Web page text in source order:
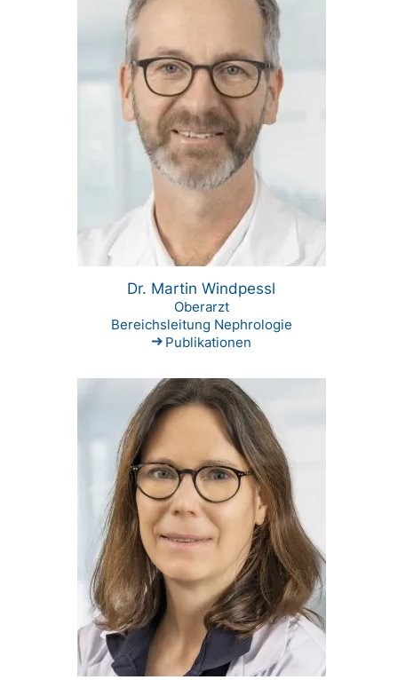
Dr. Martin Windpessl
Oberarzt
Bereichsleitung Nephrologie
Publikationen